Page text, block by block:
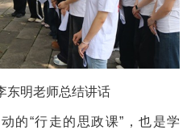
东明老师总结讲话
的“行走的思政课”，也是学